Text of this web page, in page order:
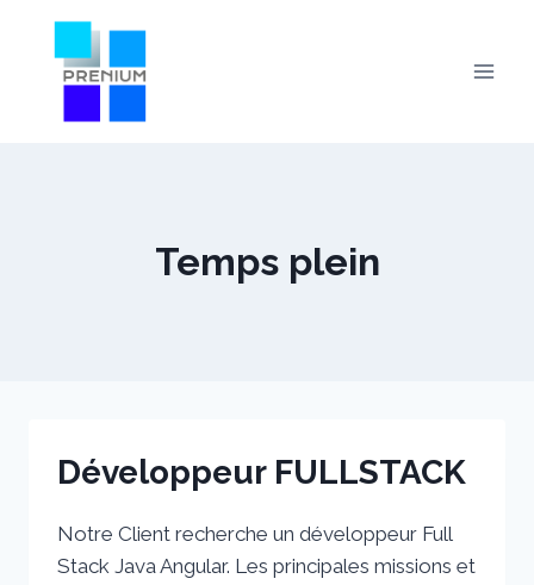
content
Temps plein
Développeur FULLSTACK
Notre Client recherche un développeur Full
Stack Java Angular. Les principales missions et